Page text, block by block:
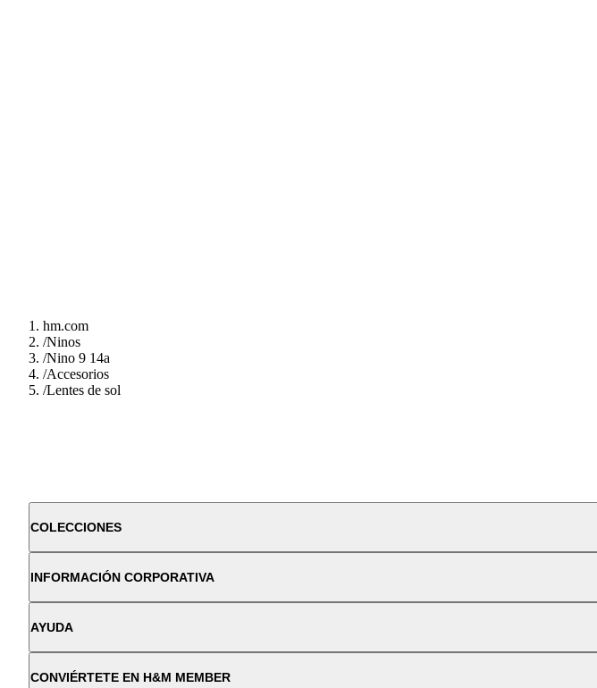
hm.com
/Ninos
/Nino 9 14a
/Accesorios
/Lentes de sol
COLECCIONES
INFORMACIÓN CORPORATIVA
AYUDA
CONVIÉRTETE EN H&M MEMBER